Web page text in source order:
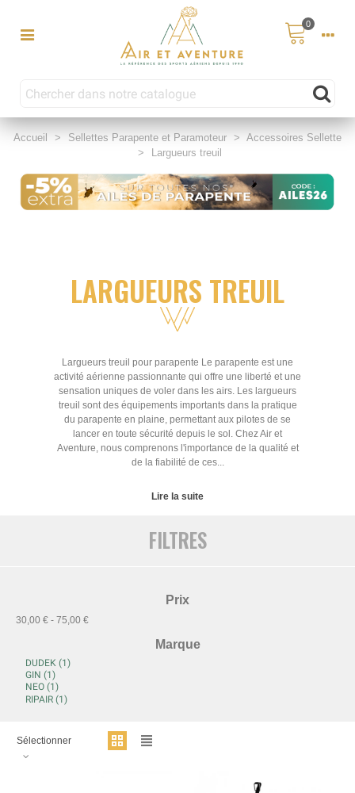
0
Accueil > Sellettes Parapente et Paramoteur > Accessoires Sellette
>
Largueurs treuil
FILTRES
Prix
30,00 € - 75,00 €
Marque
LARGUEURS TREUIL
Largueurs treuil pour parapente Le parapente est une
activité aérienne passionnante qui offre une liberté et une
sensation uniques de voler dans les airs. Les largueurs
treuil sont des équipements importants dans la pratique
du parapente en plaine, permettant aux pilotes de se
lancer en toute sécurité depuis le sol. Chez Air et
Aventure, nous comprenons l'importance de la qualité et
de la fiabilité de ces...
Lire la suite
Sélectionner